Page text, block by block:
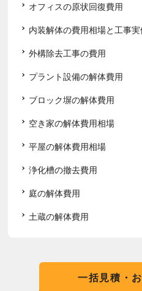
オフィスの原状回復費用
内装解体の費用相場と工事実
外構除去工事の費用
プラント設備の解体費用
ブロック塀の解体費用
空き家の解体費用相場
平屋の解体費用相場
浄化槽の撤去費用
庭の解体費用
土蔵の解体費用
一括見積・